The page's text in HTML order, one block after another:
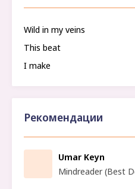
Wild in my veins
This beat
I make
Рекомендации
Umar Keyn
Mindreader (Best